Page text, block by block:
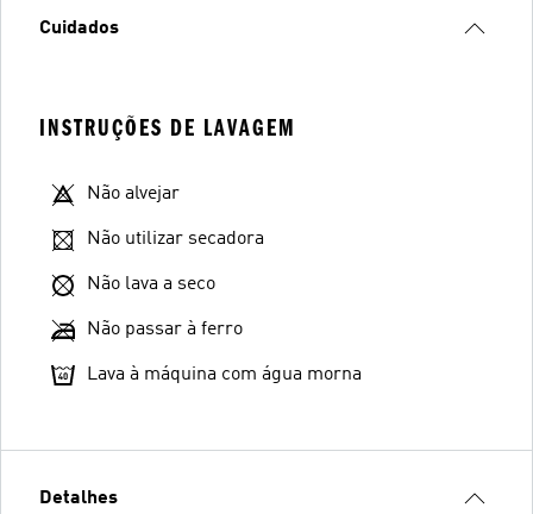
Cuidados
INSTRUÇÕES DE LAVAGEM
Não alvejar
Não utilizar secadora
Não lava a seco
Não passar à ferro
Lava à máquina com água morna
Detalhes